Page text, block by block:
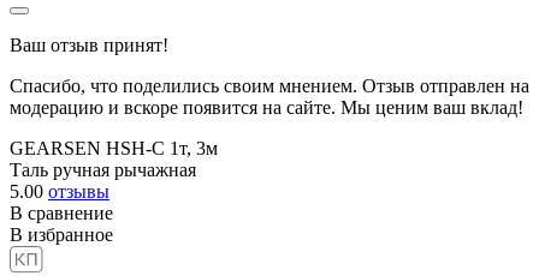
Ваш отзыв принят!
Спасибо, что поделились своим мнением. Отзыв отправлен на
модерацию и вскоре появится на сайте. Мы ценим ваш вклад!
GEARSEN HSH-C 1т, 3м
Таль ручная рычажная
5.00 отзывы
В сравнение
В избранное